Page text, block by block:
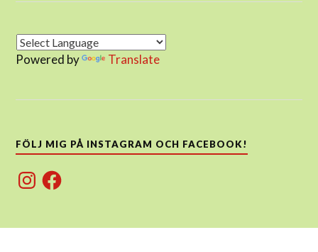
Powered by Translate
FÖLJ MIG PÅ INSTAGRAM OCH FACEBOOK!
InstagramFacebook